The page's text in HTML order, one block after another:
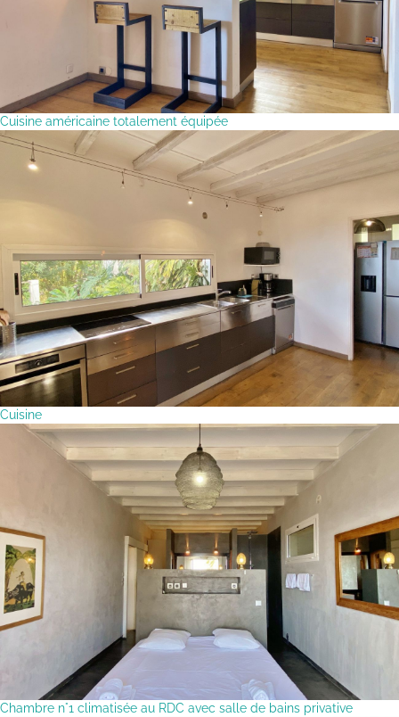
Cuisine américaine totalement équipée
Cuisine
Chambre n°1 climatisée au RDC avec salle de bains privative